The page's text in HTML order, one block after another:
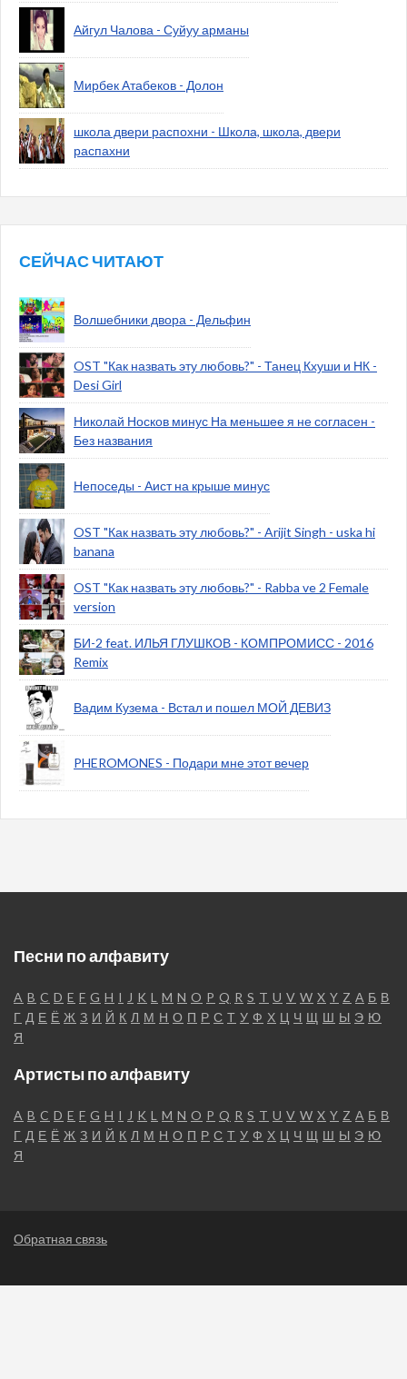
Айгул Чалова - Суйуу арманы
Мирбек Атабеков - Долон
школа двери распохни - Школа, школа, двери
распахни
СЕЙЧАС ЧИТАЮТ
Волшебники двора - Дельфин
OST "Как назвать эту любовь?" - Танец Кхуши и НК -
Desi Girl
Николай Носков минус На меньшее я не согласен -
Без названия
Непоседы - Аист на крыше минус
OST "Как назвать эту любовь?" - Arijit Singh - uska hi
banana
OST "Как назвать эту любовь?" - Rabba ve 2 Female
version
БИ-2 feat. ИЛЬЯ ГЛУШКОВ - КОМПРОМИСС - 2016
Remix
Вадим Кузема - Встал и пошел МОЙ ДЕВИЗ
PHEROMONES - Подари мне этот вечер
Песни по алфавиту
A B C D E F G H I J K L M N O P Q R S T U V W X Y Z А Б В
Г Д Е Ё Ж З И Й К Л М Н О П Р С Т У Ф Х Ц Ч Щ Ш Ы Э Ю
Я
Артисты по алфавиту
A B C D E F G H I J K L M N O P Q R S T U V W X Y Z А Б В
Г Д Е Ё Ж З И Й К Л М Н О П Р С Т У Ф Х Ц Ч Щ Ш Ы Э Ю
Я
Обратная связь